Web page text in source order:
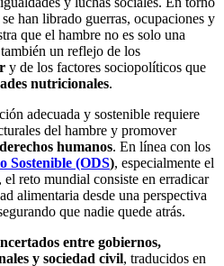
han librado guerras, ocupaciones y
que el hambre no es solo una
un reflejo de los
y de los factores sociopolíticos que
nutricionales.
adecuada y sostenible requiere
del hambre y promover
derechos humanos. En línea con los
Sostenible (ODS), especialmente el
reto mundial consiste en erradicar
alimentaria desde una perspectiva
que nadie quede atrás.
entre gobiernos,
y sociedad civil, traducidos en